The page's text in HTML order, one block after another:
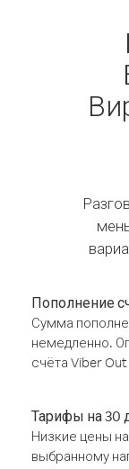
Пополнение
Сумма
немедленно.
счёта Viber
Тарифы на 30
Низкие цены
выбранному